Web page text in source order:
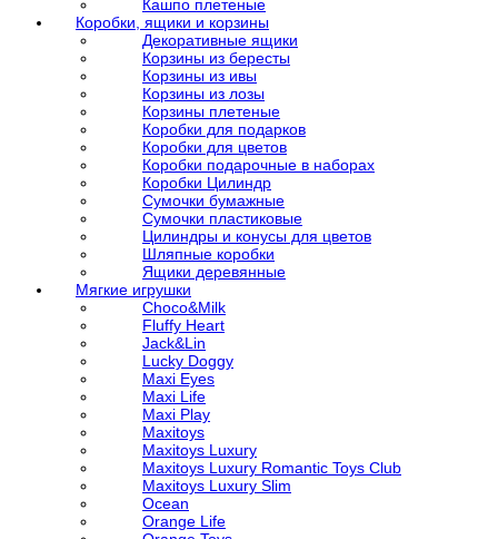
Кашпо плетеные
Коробки, ящики и корзины
Декоративные ящики
Корзины из бересты
Корзины из ивы
Корзины из лозы
Корзины плетеные
Коробки для подарков
Коробки для цветов
Коробки подарочные в наборах
Коробки Цилиндр
Сумочки бумажные
Сумочки пластиковые
Цилиндры и конусы для цветов
Шляпные коробки
Ящики деревянные
Мягкие игрушки
Choco&Milk
Fluffy Heart
Jack&Lin
Lucky Doggy
Maxi Eyes
Maxi Life
Maxi Play
Maxitoys
Maxitoys Luxury
Maxitoys Luxury Romantic Toys Club
Maxitoys Luxury Slim
Ocean
Orange Life